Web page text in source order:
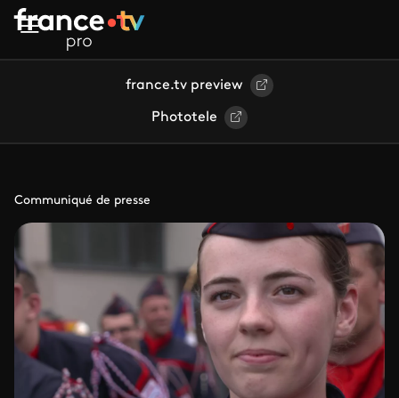
Aller au contenu principal
france.tv preview
Phototele
Communiqué de presse